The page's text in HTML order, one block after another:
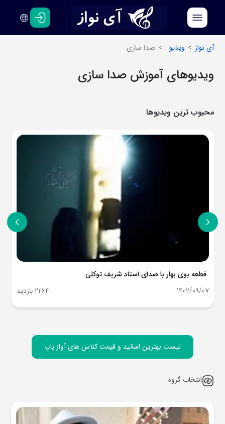
فارسی
انگلیسی
آی نواز
ویدیو صدا سازی
ویدیوهای آموزش صدا سازی
محبوب ترین ویدیوها
اجرای آکاپلا استاد ابوذر اسماعیلی
2256 بازدید
1399/06/25
لیست بهترین اساتید و قیمت کلاس های آواز پاپ
انتخاب گروه